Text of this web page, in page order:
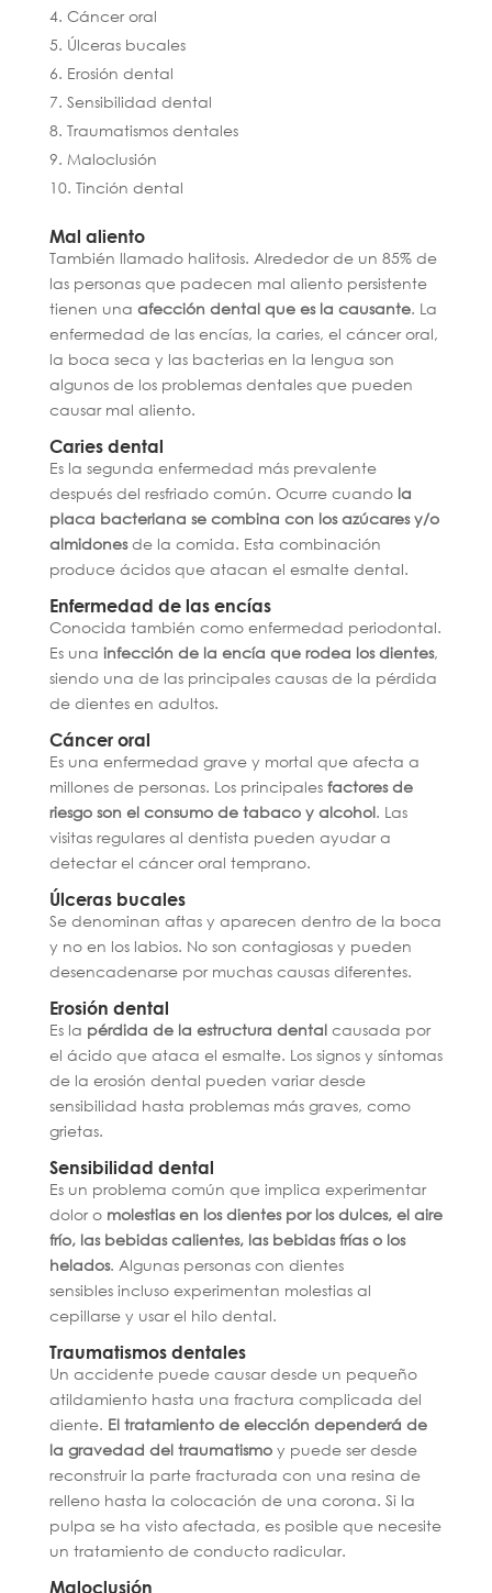
Cáncer oral
Úlceras bucales
Erosión dental
Sensibilidad dental
Traumatismos dentales
Maloclusión
Tinción dental
Mal aliento
También llamado halitosis. Alrededor de un 85% de
las personas que padecen mal aliento persistente
tienen una afección dental que es la causante. La
enfermedad de las encías, la caries, el cáncer oral,
la boca seca y las bacterias en la lengua son
algunos de los problemas dentales que pueden
causar mal aliento.
Caries dental
Es la segunda enfermedad más prevalente
después del resfriado común. Ocurre cuando la
placa bacteriana se combina con los azúcares y/o
almidonesde la comida. Esta combinación
produce ácidos que atacan el esmalte dental.
Enfermedad de las encías
Conocida también como enfermedad periodontal.
Es una infección de la encía que rodea los dientes,
siendo una de las principales causas de la pérdida
de dientes en adultos.
Cáncer oral
Es una enfermedad grave y mortal que afecta a
millones de personas. Los principales factores de
riesgo son el consumo de tabaco y alcohol. Las
visitas regulares al dentista pueden ayudar a
detectar el cáncer oral temprano.
Úlceras bucales
Se denominan aftas y aparecen dentro de la boca
y no en los labios. No son contagiosas y pueden
desencadenarse por muchas causas diferentes.
Erosión dental
Es la pérdida de la estructura dentalcausada por
el ácido que ataca el esmalte. Los signos y síntomas
de la erosión dental pueden variar desde
sensibilidad hasta problemas más graves, como
grietas.
Sensibilidad dental
Es un problema común que implica experimentar
dolor o molestias en los dientes por los dulces, el aire
frío, las bebidas calientes, las bebidas frías o los
helados. Algunas personas con dientes
sensibles incluso experimentan molestias al
cepillarse y usar el hilo dental.
Traumatismos dentales
Un accidente puede causar desde un pequeño
atildamiento hasta una fractura complicada del
diente. El tratamiento de elección dependerá de
la gravedad del traumatismoy puede ser desde
reconstruir la parte fracturada con una resina de
relleno hasta la colocación de una corona. Si la
pulpa se ha visto afectada, es posible que necesite
un tratamiento de conducto radicular.
Maloclusión